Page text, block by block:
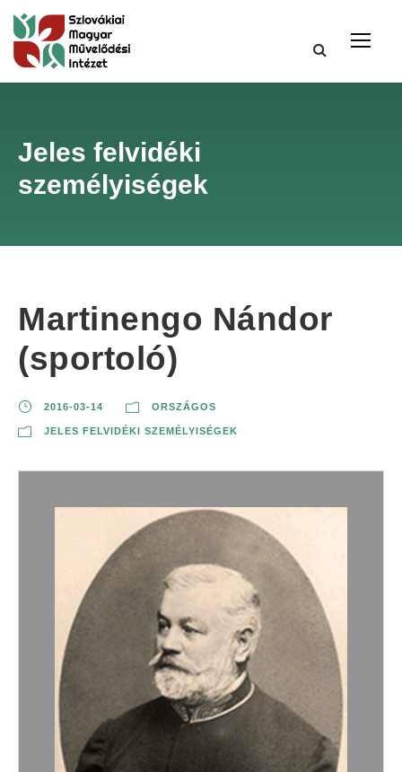
Jeles felvidéki
személyiségek
Martinengo Nándor
(sportoló)
2016-03-14 ORSZÁGOS
JELES FELVIDÉKI SZEMÉLYISÉGEK